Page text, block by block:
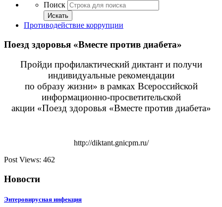
Поиск
Искать
Противодействие коррупции
Поезд здоровья «Вместе против диабета»
Пройди профилактический диктант и получи
индивидуальные рекомендации
по образу жизни» в рамках Всероссийской
информационно-просветительской
акции «Поезд здоровья «Вместе против диабета»
http://diktant.gnicpm.ru/
Post Views: 462
Новости
Энтеровирусная инфекция